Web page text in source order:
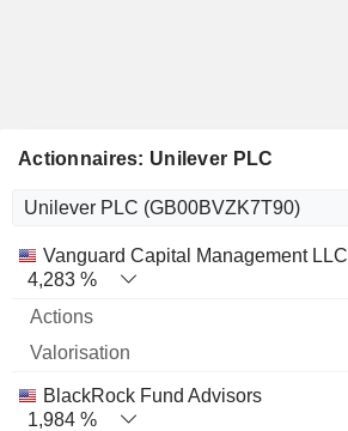
Actionnaires: Unilever PLC
Nom Actions % Valorisation
Vanguard Capital Management LLC
4,283 %
BlackRock Fund Advisors
1,984 %